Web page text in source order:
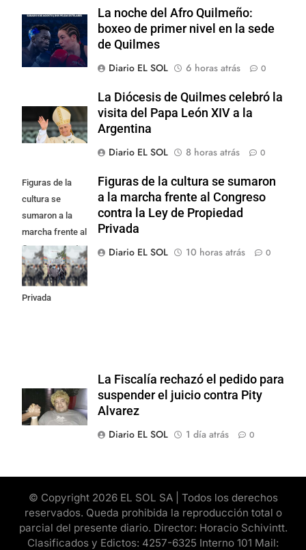
La noche del Afro Quilmeño:
boxeo de primer nivel en la sede
de Quilmes
Diario EL SOL
6 horas atrás 0
La Diócesis de Quilmes celebró la
visita del Papa León XIV a la
Argentina
Diario EL SOL
8 horas atrás 0
Figuras de la
cultura se
sumaron a la
marcha frente al
Congreso contra
la Ley de
Propiedad
Privada
Figuras de la cultura se sumaron
a la marcha frente al Congreso
contra la Ley de Propiedad
Privada
Diario EL SOL
10 horas atrás 0
La Fiscalía rechazó el pedido para
suspender el juicio contra Pity
Alvarez
Diario EL SOL
1 día atrás 0
© Copyright 2026 EL SOL SA | Todos los derechos
reservados. Queda prohibida la reproducción total o
parcial del presente diario. Director: Horacio Schivintt.
Clasificados y Edictos: 4257-6325 Interno 101 Mail: